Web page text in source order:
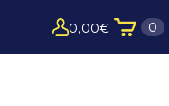
0,00€ 0